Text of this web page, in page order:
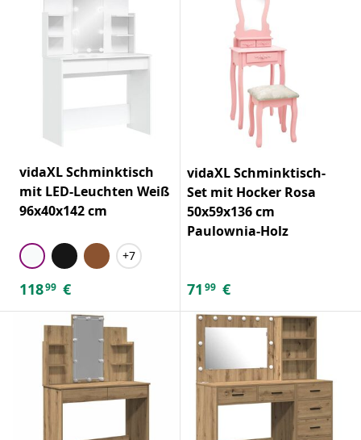
vidaXL Schminktisch
mit LED-Leuchten Weiß
96x40x142 cm
+7
11899 €
vidaXL Schminktisch-
Set mit Hocker Rosa
50x59x136 cm
Paulownia-Holz
71 99 €